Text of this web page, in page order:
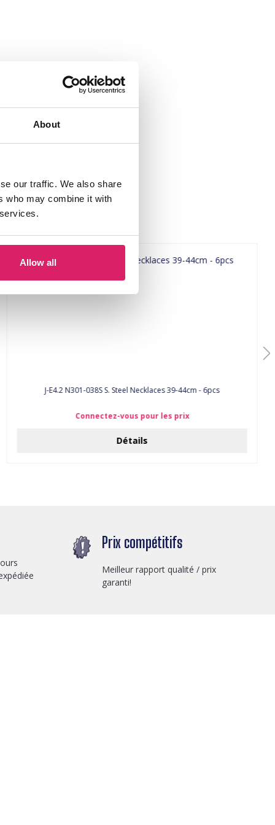
About
our traffic. We also share
who may combine it with
Allow all
J-E4.2 N301-038S S. Steel Necklaces 39-44cm - 6pcs
Connectez-vous pour les prix
Détails
Prix compétitifs
Meilleur rapport qualité / prix
garanti!